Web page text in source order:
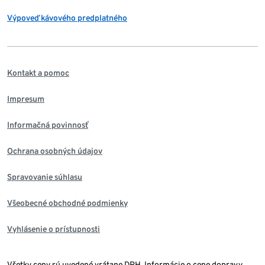
Výpoveď kávového predplatného
Kontakt a pomoc
Impresum
Informačná povinnosť
Ochrana osobných údajov
Spravovanie súhlasu
Všeobecné obchodné podmienky
Vyhlásenie o prístupnosti